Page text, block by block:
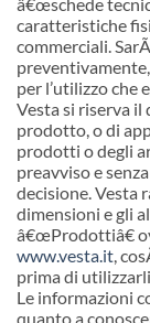
caratteristiche
commerciali.
per l’utilizzo che
Vesta si riserva il
prodotto, o di
prodotti o degli
preavviso e
decisione. Vesta
dimensioni e gli
â€œProdottiâ€
www.vesta.it,
prima di
Le informazioni
quanto a